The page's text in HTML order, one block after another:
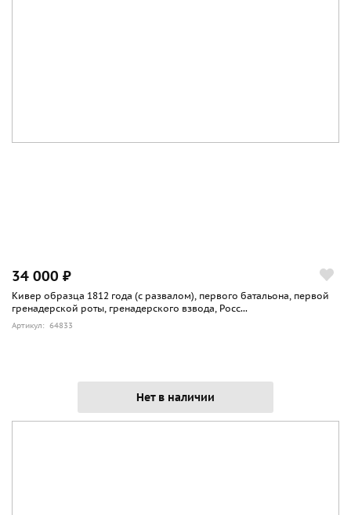
34 000 ₽
Кивер образца 1812 года (с развалом), первого батальона, первой
гренадерской роты, гренадерского взвода, Росс...
Артикул: 64833
Нет в наличии